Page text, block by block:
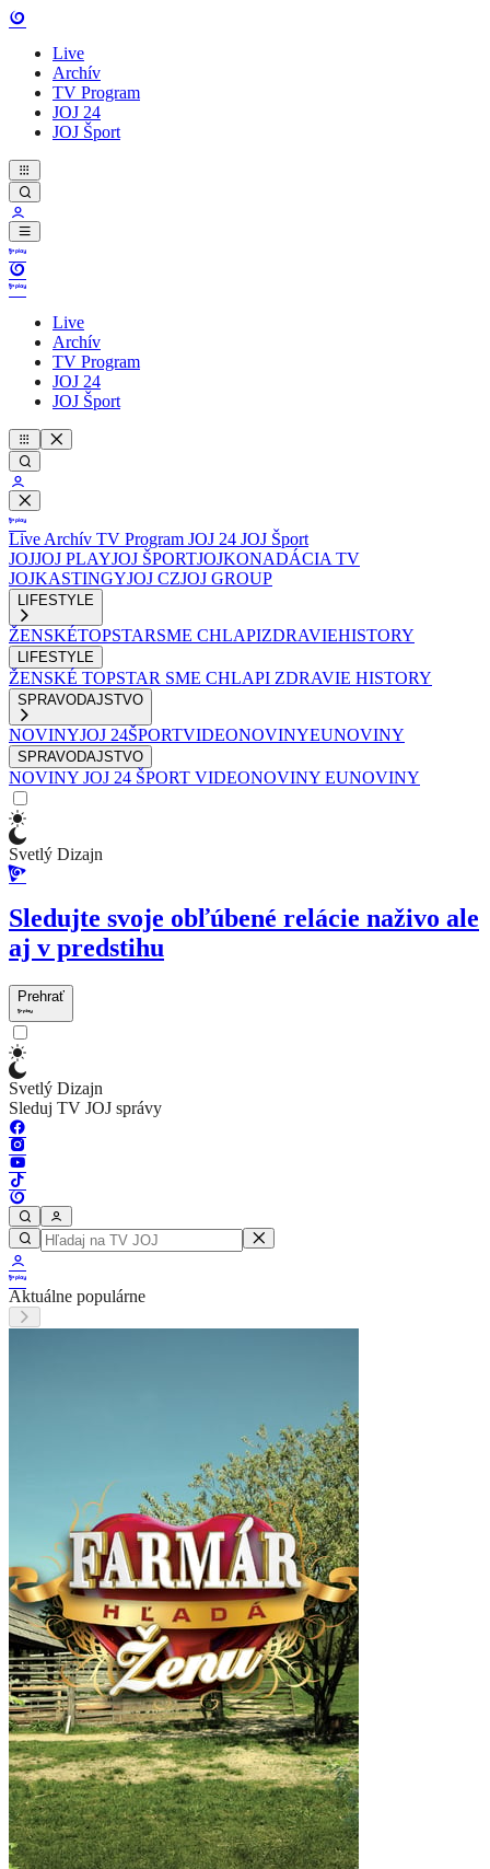
Live
Archív
TV Program
JOJ 24
JOJ Šport
Live
Archív
TV Program
JOJ 24
JOJ Šport
Live Archív TV Program JOJ 24 JOJ Šport
JOJJOJ PLAYJOJ ŠPORTJOJKONADÁCIA TV
JOJKASTINGYJOJ CZJOJ GROUP
LIFESTYLE
ŽENSKÉTOPSTARSME CHLAPIZDRAVIEHISTORY
LIFESTYLE
ŽENSKÉ TOPSTAR SME CHLAPI ZDRAVIE HISTORY
SPRAVODAJSTVO
NOVINYJOJ 24ŠPORTVIDEONOVINYEUNOVINY
SPRAVODAJSTVO
NOVINY JOJ 24 ŠPORT VIDEONOVINY EUNOVINY
Svetlý Dizajn
Sledujte svoje obľúbené relácie naživo ale
aj v predstihu
Prehrať
Svetlý Dizajn
Sleduj TV JOJ správy
Aktuálne populárne